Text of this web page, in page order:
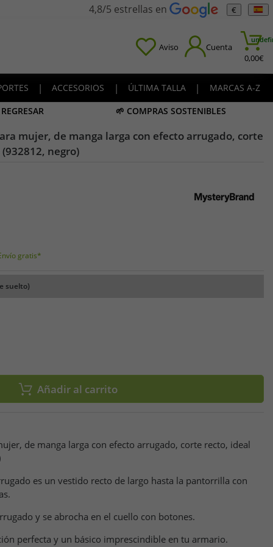
4,8/5 estrellas en €
Aviso Cuenta
0,00€
| ACCESORIOS | ÚLTIMA TALLA |
MARCAS A-Z
🌱 COMPRAS SOSTENIBLES
mujer, de manga larga con efecto arrugado, corte
negro)
gratis*
suelto)
Añadir al carrito
de manga larga con efecto arrugado, corte recto, ideal
es un vestido recto de largo hasta la pantorrilla con
y se abrocha en el cuello con botones.
perfecta y un básico imprescindible en tu armario.